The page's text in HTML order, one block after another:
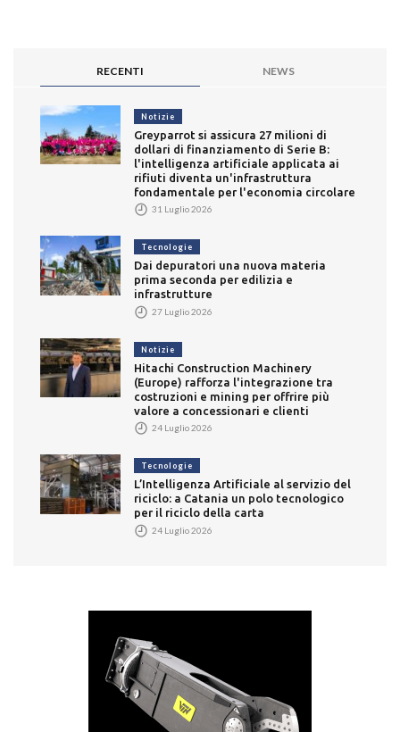
RECENTI NEWS
Notizie
Greyparrot si assicura 27 milioni di
dollari di finanziamento di Serie B:
l'intelligenza artificiale applicata ai
rifiuti diventa un'infrastruttura
fondamentale per l'economia circolare
31 Luglio 2026
Tecnologie
Dai depuratori una nuova materia
prima seconda per edilizia e
infrastrutture
27 Luglio 2026
Notizie
Hitachi Construction Machinery
(Europe) rafforza l'integrazione tra
costruzioni e mining per offrire più
valore a concessionari e clienti
24 Luglio 2026
Tecnologie
L’Intelligenza Artificiale al servizio del
riciclo: a Catania un polo tecnologico
per il riciclo della carta
24 Luglio 2026